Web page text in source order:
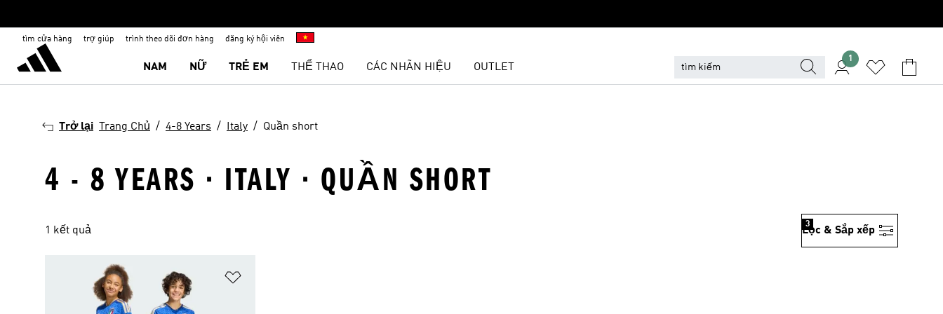
tìm cửa hàng trợ giúp trình theo dõi đơn hàng đăng ký hội viên
NAM NỮ TRẺ EM THỂ THAO CÁC NHÃN HIỆU OUTLET
1
Trở lại Trang Chủ 4-8 Years Italy Quần short
4 - 8 YEARS · ITALY · QUẦN SHORT
1 kết quả Lọc & Sắp xếp
3